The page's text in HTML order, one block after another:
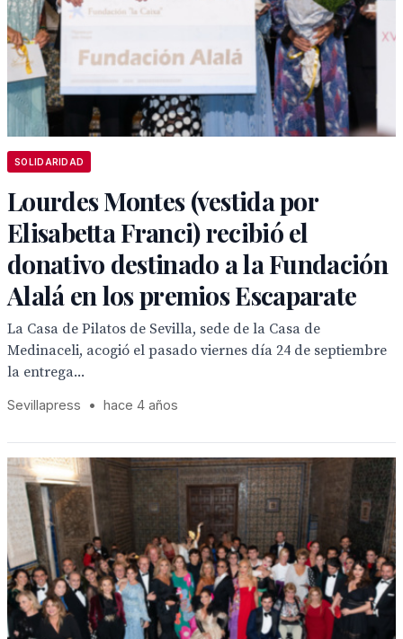
SOLIDARIDAD
Lourdes Montes (vestida por
Elisabetta Franci) recibió el
donativo destinado a la Fundación
Alalá en los premios Escaparate
La Casa de Pilatos de Sevilla, sede de la Casa de
Medinaceli, acogió el pasado viernes día 24 de septiembre
la entrega...
Sevillapress • hace 4 años